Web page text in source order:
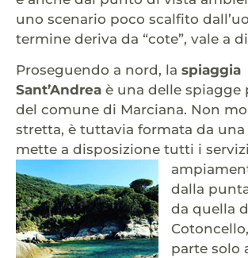
uno scenario poco scalfito
termine deriva da “cote”, vale a
Proseguendo a nord, la spiaggia
Sant’Andrea è una delle spiagge
del comune di Marciana. Non
stretta, è tuttavia formata da una
mette a disposizione tutti i
dalla
da quella
parte solo